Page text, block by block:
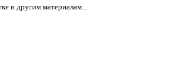
и другим материалам...